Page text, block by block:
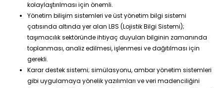
kolaylaştırılması için önemli.
Yönetim bilişim sistemleri ve üst yönetim bilgi sistemi
çatısında altında yer alan LBS (Lojistik Bilgi Sistemi);
taşımacılık sektöründe ihtiyaç duyulan bilginin zamanında
toplanması, analiz edilmesi, işlenmesi ve dağıtılması için
gerekli.
Karar destek sistemi; simülasyonu, ambar yönetim sistemleri
gibi uygulamaya yönelik yazılımları ve veri madenciliğini